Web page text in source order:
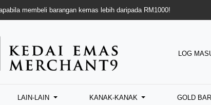
membeli barangan kemas lebih daripada RM1000!
LOG
LAIN-LAIN KANAK-KANAK GOLD BAR